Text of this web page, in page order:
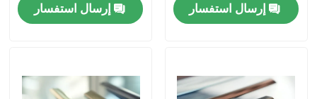
إرسال استفسار
إرسال استفسار